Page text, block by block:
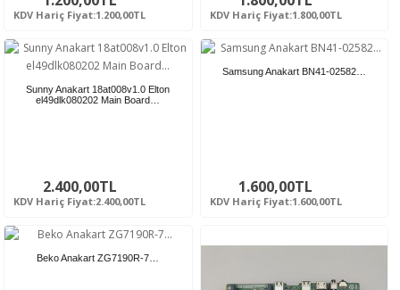
KDV Hariç Fiyat:1.200,00TL KDV Hariç Fiyat:1.800,00TL
Sunny Anakart 18at008v1.0 Elton
el49dlk080202 Main Board…
2.400,00TL
KDV Hariç Fiyat:2.400,00TL
Samsung Anakart BN41-02582…
1.600,00TL
KDV Hariç Fiyat:1.600,00TL
Beko Anakart ZG7190R-7…